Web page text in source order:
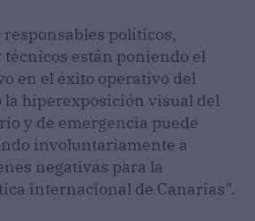
responsables políticos,
están poniendo el
en el éxito operativo del
la hiperexposición visual del
y de emergencia puede
involuntariamente a
negativas para la
internacional de Canarias”.